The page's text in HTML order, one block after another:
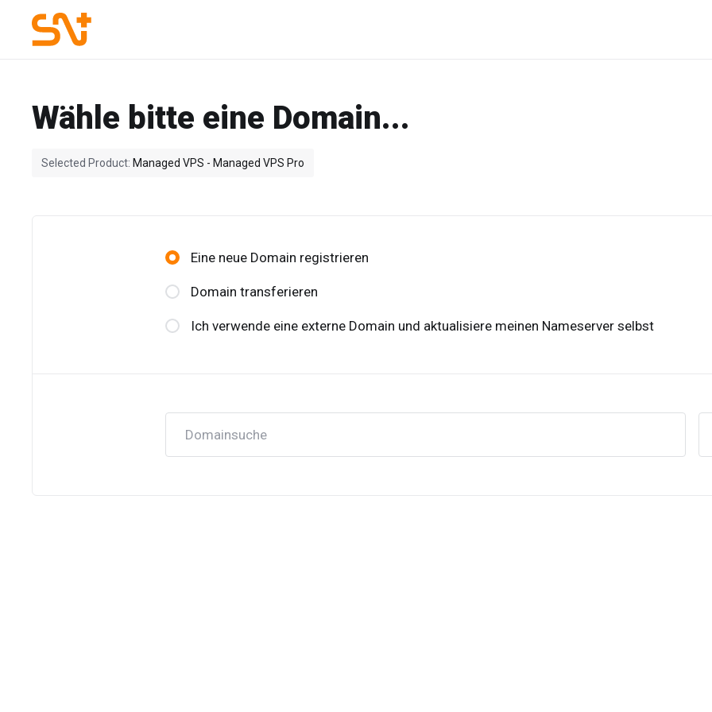
Wähle bitte eine Domain...
Selected Product: Managed VPS - Managed VPS Pro
Eine neue Domain registrieren
Domain transferieren
Ich verwende eine externe Domain und aktualisiere meinen Nameserver selbst